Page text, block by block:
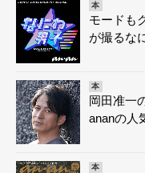
本
モードも
が撮るな
本
岡田准一
ananの人
本